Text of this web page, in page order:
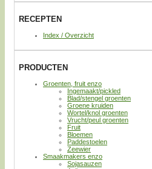
RECEPTEN
Index / Overzicht
PRODUCTEN
Groenten, fruit enzo
Ingemaakt/pickled
Blad/stengel groenten
Groene kruiden
Wortel/knol groenten
Vrucht/peul groenten
Fruit
Bloemen
Paddestoelen
Zeewier
Smaakmakers enzo
Sojasauzen